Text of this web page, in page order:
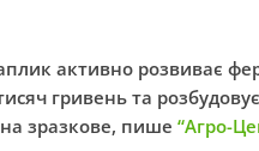
активно розвиває
гривень та
зразкове, пише “Агро-